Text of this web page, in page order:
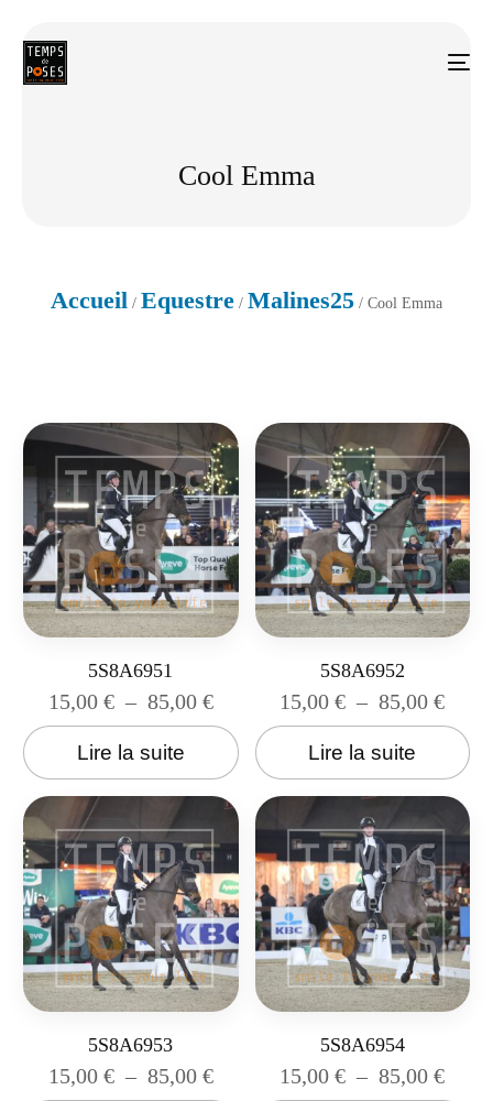
Cool Emma
Accueil / Equestre / Malines25 / Cool Emma
5S8A6951
15,00 € – 85,00 €
Lire la suite
5S8A6952
15,00€ – 85,00€
Lire la suite
5S8A6953
15,00 € – 85,00 €
5S8A6954
15,00€ – 85,00€